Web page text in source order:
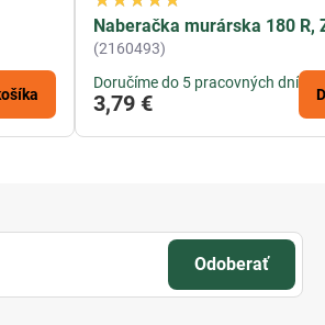
Naberačka murárska 180 R,
(2160493)
Doručíme do 5 pracovných dní
3,79 €
Odoberať